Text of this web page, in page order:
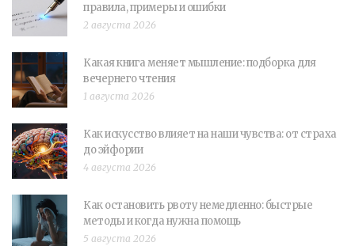
правила, примеры и ошибки
2 августа 2026
Какая книга меняет мышление: подборка для
вечернего чтения
1 августа 2026
Как искусство влияет на наши чувства: от страха
до эйфории
4 августа 2026
Как остановить рвоту немедленно: быстрые
методы и когда нужна помощь
5 августа 2026